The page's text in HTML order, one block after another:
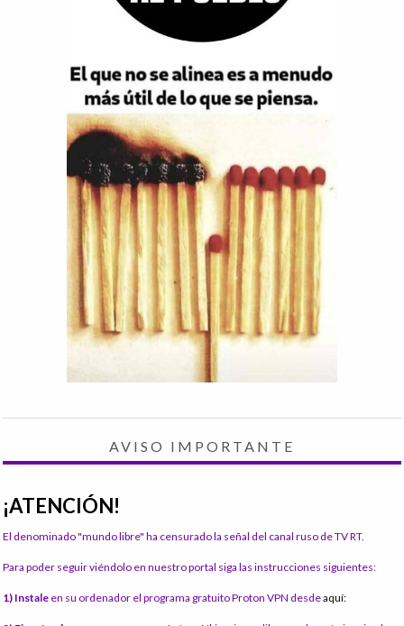
AVISO IMPORTANTE
¡ATENCIÓN!
El denominado "mundo libre" ha censurado la señal del canal ruso de TV RT.
Para poder seguir viéndolo en nuestro portal siga las instrucciones siguientes:
1) Instale en su ordenador el programa gratuito Proton VPN desdeaquí: